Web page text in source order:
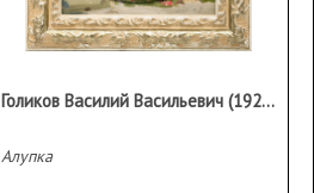
Голиков Василий Васильевич (1921–2003)
Алупка